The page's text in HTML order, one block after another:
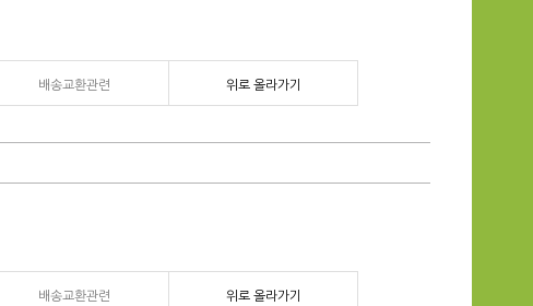
배송교환관련 위로 올라가기
배송교환관련 위로 올라가기